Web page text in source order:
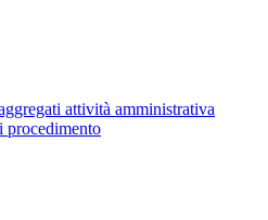
attività amministrativa
procedimento